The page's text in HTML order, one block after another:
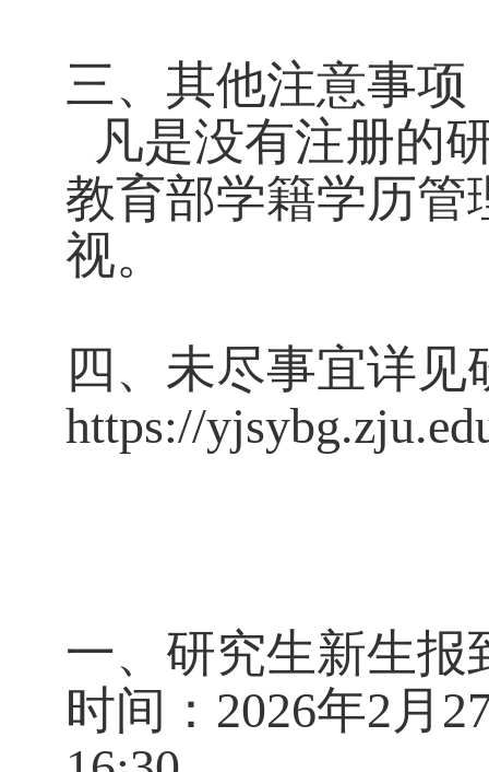
三、其他注意事项
凡是没有注册的
教育部学籍学历管
视。
四、未尽事宜详
https://
一、研究生新生报
时间： 2026年2月